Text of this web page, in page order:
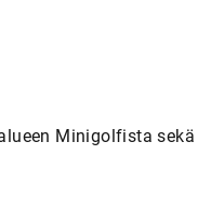
Minigolfista sekä